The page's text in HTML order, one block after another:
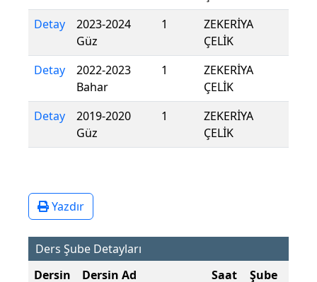
Detay
2023-2024
Güz
1
ZEKERİYA
ÇELİK
Detay
2022-2023
Bahar
1
ZEKERİYA
ÇELİK
Detay
2019-2020
Güz
1
ZEKERİYA
ÇELİK
Yazdır
Ders Şube Detayları
Dersin
Dersin Ad
Saat
Şube